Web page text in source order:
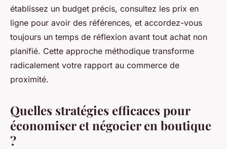
établissez un budget précis, consultez les prix en
ligne pour avoir des références, et accordez-vous
toujours un temps de réflexion avant tout achat non
planifié. Cette approche méthodique transforme
radicalement votre rapport au commerce de
proximité.
Quelles stratégies efficaces pour
économiser et négocier en boutique
?